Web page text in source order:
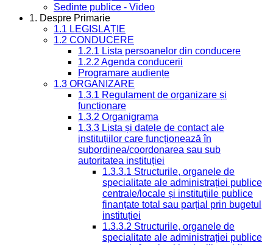
Sedinte publice - Video
1. Despre Primarie
1.1 LEGISLAȚIE
1.2 CONDUCERE
1.2.1 Lista persoanelor din conducere
1.2.2 Agenda conducerii
Programare audiențe
1.3 ORGANIZARE
1.3.1 Regulament de organizare și
funcționare
1.3.2 Organigrama
1.3.3 Lista și datele de contact ale
instituțiilor care funcționează în
subordinea/coordonarea sau sub
autoritatea instituției
1.3.3.1 Structurile, organele de
specialitate ale administrației publice
centrale/locale și instituțiile publice
finanțate total sau parțial prin bugetul
instituției
1.3.3.2 Structurile, organele de
specialitate ale administrației publice